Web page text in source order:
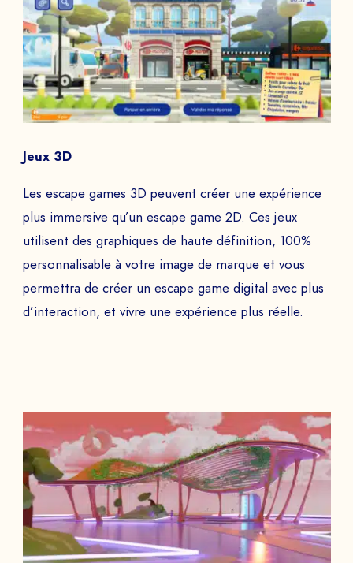
Jeux 3D
Les escape games 3D peuvent créer une expérience
plus immersive qu’un escape game 2D. Ces jeux
utilisent des graphiques de haute définition, 100%
personnalisable à votre image de marque et vous
permettra de créer un escape game digital avec plus
d’interaction, et vivre une expérience plus réelle.